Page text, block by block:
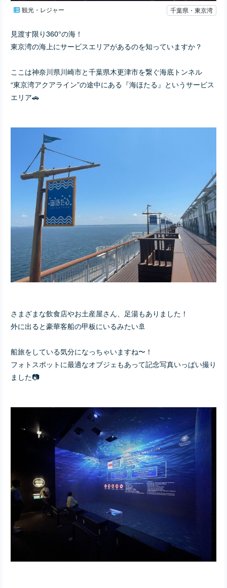
観光・レジャー 千葉県・東京湾
見渡す限り360°の海！
東京湾の海上にサービスエリアがあるのを知っていますか？
ここは神奈川県川崎市と千葉県木更津市を繋ぐ海底トンネル
“東京湾アクアライン”の途中にある『海ほたる』というサービス
エリア🚗
さまざまな飲食店やお土産屋さん、足湯もありました！
外に出ると豪華客船の甲板にいるみたい🚢
船旅をしている気分になっちゃいますね〜！
フォトスポットに最適なオブジェもあって記念写真いっぱい撮り
ました📷